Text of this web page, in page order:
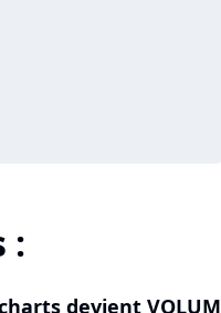
:
devient VOLUM